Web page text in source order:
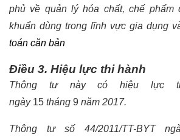
phủ về quản lý hóa chất, chế phẩm
khuẩn dùng trong lĩnh vực gia dụng
toán căn bản
Điều 3. Hiệu lực thi hành
Thông tư này có hiệu lực
ngày15 tháng 9 năm 2017.
Thông tư số 44/2011/TT-BYT